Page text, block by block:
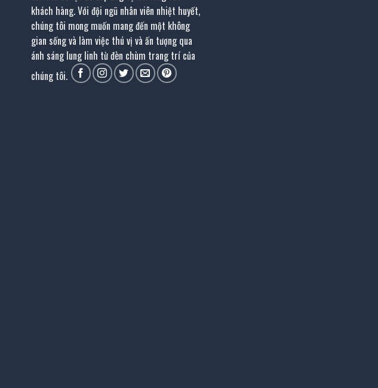
khách hàng. Với đội ngũ nhân viên nhiệt huyết,
chúng tôi mong muốn mang đến một không
gian sống và làm việc thú vị và ấn tượng qua
ánh sáng lung linh từ đèn chùm trang trí của
chúng tôi.